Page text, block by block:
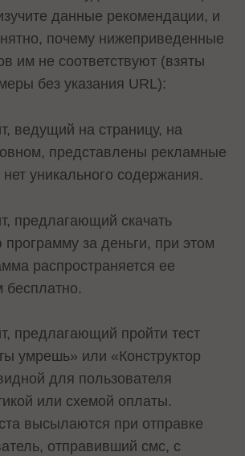
данные рекомендации, и
почему нижеприведенные
им не соответствуют (взяты
без указания URL):
ведущий на страницу, на
представлены рекламные
уникального содержания.
предлагающий скачать
за деньги, при этом
распространяется ее
бесплатно.
предлагающий пройти тест
умрешь» или «Конструктор
для пользователя
или схемой оплаты.
высылаются при отправке
отправивший смс, с